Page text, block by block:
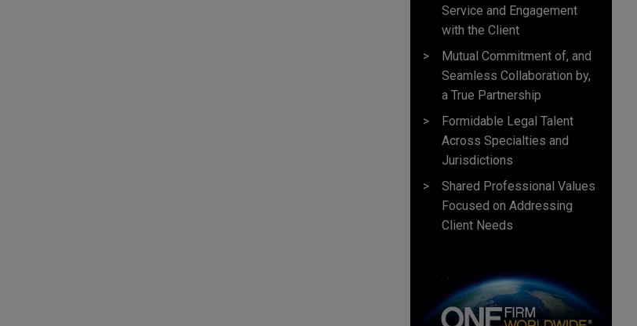
Service and Engagement
with the Client
Mutual Commitment of, and
Seamless Collaboration by,
a True Partnership
Formidable Legal Talent
Across Specialties and
Jurisdictions
Shared Professional Values
Focused on Addressing
Client Needs